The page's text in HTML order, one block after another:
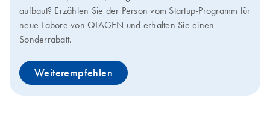
aufbaut? Erzählen Sie der Person vom Startup-Programm für
neue Labore von QIAGEN und erhalten Sie einen
Sonderrabatt.
Weiterempfehlen